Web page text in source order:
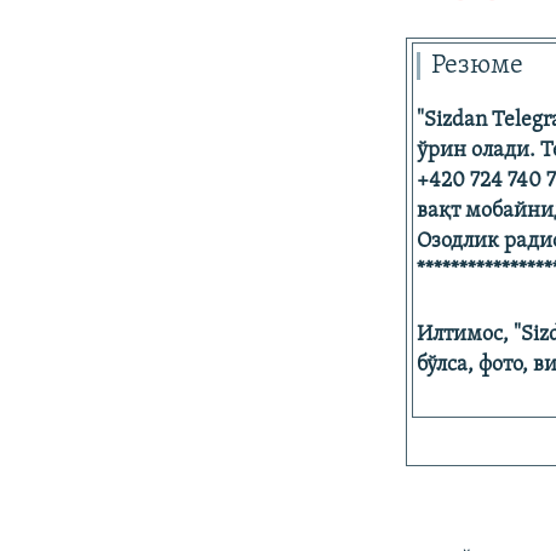
Резюме
"Sizdan
ўрин олади.
+420 724 740
вақт
Озодлик
Илтимос,
бўлса, фото,